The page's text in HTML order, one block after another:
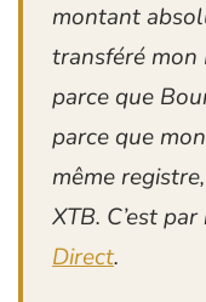
montant
transféré mon
parce que
parce que
même
XTB. C’est par
Direct.